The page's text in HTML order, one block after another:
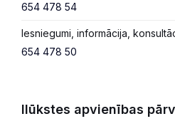
654 478 54
Iesniegumi, informācija,
654 478 50
Ilūkstes apvienības